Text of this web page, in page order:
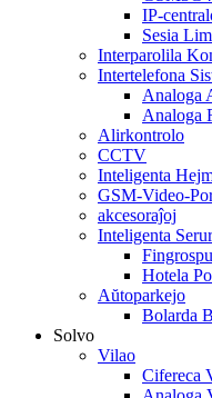
IP-
Sesia
Interparolila
Intertelefona
Analoga
Analoga
Alirkontrolo
CCTV
Inteligenta
GSM-Video-
akcesoraĵoj
Inteligenta
Hotela
Aŭtoparkejo
Bolarda
Solvo
Vilao
Cifereca